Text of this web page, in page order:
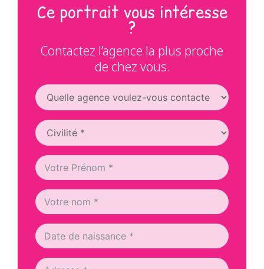
Ce portrait vous intéresse
?
Contactez l’agence la plus proche
de chez vous.